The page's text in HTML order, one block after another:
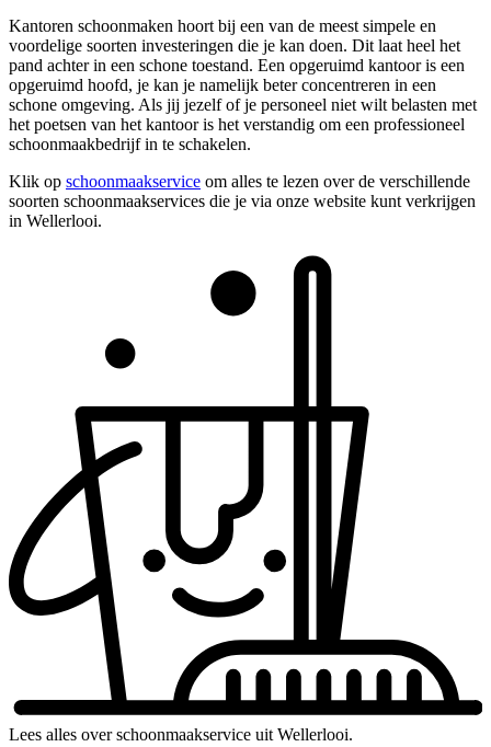
Kantoren schoonmaken hoort bij een van de meest simpele en
voordelige soorten investeringen die je kan doen. Dit laat heel het
pand achter in een schone toestand. Een opgeruimd kantoor is een
opgeruimd hoofd, je kan je namelijk beter concentreren in een
schone omgeving. Als jij jezelf of je personeel niet wilt belasten met
het poetsen van het kantoor is het verstandig om een professioneel
schoonmaakbedrijf in te schakelen.
Klik op schoonmaakservice om alles te lezen over de verschillende
soorten schoonmaakservices die je via onze website kunt verkrijgen
in Wellerlooi.
Lees alles over schoonmaakservice uit Wellerlooi.